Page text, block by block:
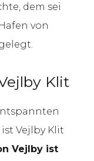
dem sei
von
Klit
Vejlby Klit
Vejlby ist